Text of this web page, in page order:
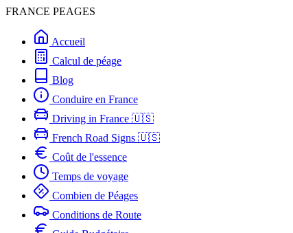
FRANCE PEAGES
Accueil
Calcul de péage
Blog
Conduire en France
Driving in France 🇺🇸
French Road Signs 🇺🇸
Coût de l'essence
Temps de voyage
Combien de Péages
Conditions de Route